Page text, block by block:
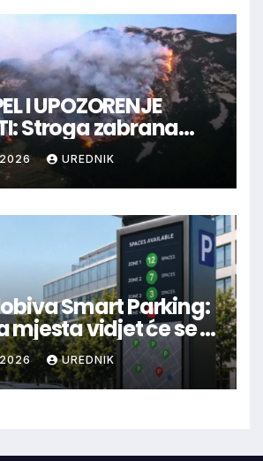
I UPOZORENJE
Stroga zabrana
u Parku prirode
2026 UREDNIK
Smart Parking:
mjesta vidjet će se u
2026 UREDNIK